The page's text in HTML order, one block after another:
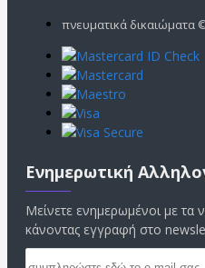
πνευματικά δικαιώματα
Ενημερωτική
Μείνετε ενημερωμένοι με τα
κάνοντας εγγραφή στο